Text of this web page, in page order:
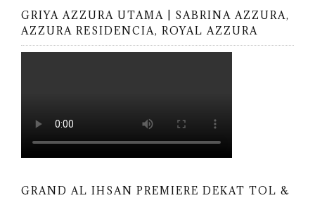
GRIYA AZZURA UTAMA | SABRINA AZZURA,
AZZURA RESIDENCIA, ROYAL AZZURA
GRAND AL IHSAN PREMIERE DEKAT TOL &